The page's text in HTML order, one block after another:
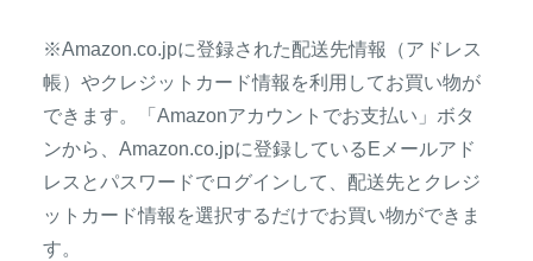
※Amazon.co.jpに登録された配送先情報（アドレス
帳）やクレジットカード情報を利用してお買い物が
できます。「Amazonアカウントでお支払い」ボタ
ンから、Amazon.co.jpに登録しているEメールアド
レスとパスワードでログインして、配送先とクレジ
ットカード情報を選択するだけでお買い物ができま
す。